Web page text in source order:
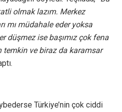
olmak lazım. Merkez
mı müdahale eder yoksa
düşmez ise başımız çok fena
temkin ve biraz da karamsar
Türkiye’nin çok ciddi